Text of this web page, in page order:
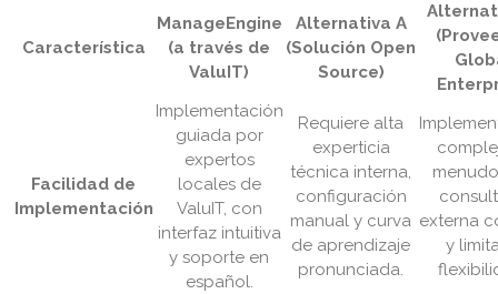
Característica
ManageEngine
(a través de
ValuIT)
Alternativa A
(Solución Open
Source)
Facilidad de
Implementación
Implementación
guiada por
expertos
locales de
ValuIT, con
interfaz intuitiva
y soporte en
español.
Requiere alta
experticia
técnica interna,
configuración
manual y curva
de aprendizaje
pronunciada.
externa
y